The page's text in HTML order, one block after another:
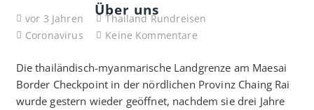
Über uns
vor 3 Jahren
Thailand Rundreisen
Coronavirus
Keine Kommentare
Die thailändisch-myanmarische Landgrenze am Maesai
Border Checkpoint in der nördlichen Provinz Chaing Rai
wurde gestern wieder geöffnet, nachdem sie drei Jahre